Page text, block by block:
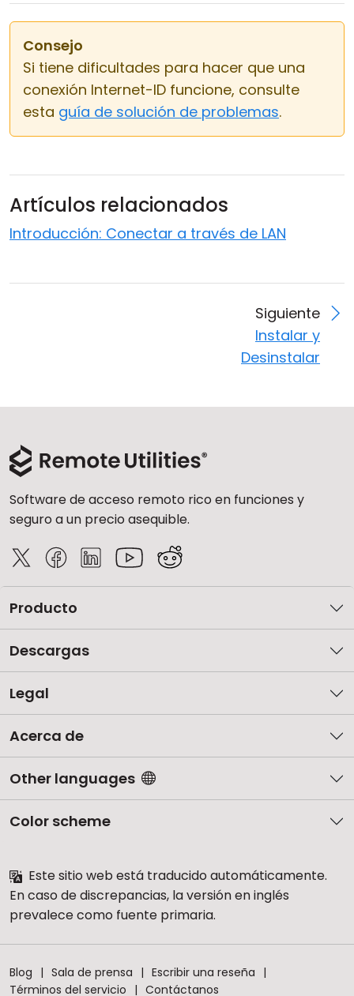
Consejo
Si tiene dificultades para hacer que una
conexión Internet-ID funcione, consulte
esta guía de solución de problemas.
Artículos relacionados
Introducción: Conectar a través de LAN
Siguiente
Instalar y
Desinstalar
Software de acceso remoto rico en funciones y
seguro a un precio asequible.
Producto
Descargas
Legal
Acerca de
Other languages
Color scheme
Este sitio web está traducido automáticamente.
En caso de discrepancias, la versión en inglés
prevalece como fuente primaria.
Blog Sala de prensa
Escribir una reseña
Términos del servicio
Contáctanos